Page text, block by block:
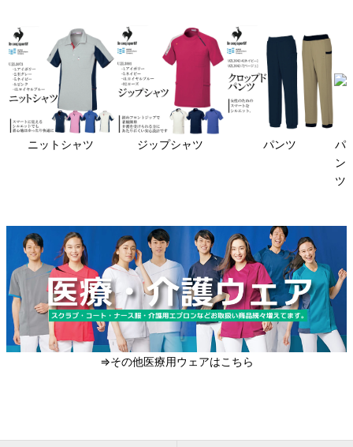
ニットシャツ ジップシャツ パンツ
パ
ン
ツ
⇒その他医療用ウェアはこちら